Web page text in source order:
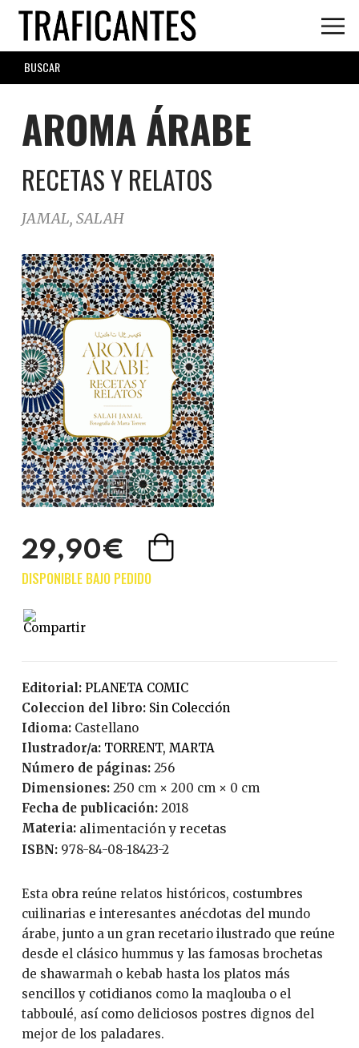
Skip
main
content
SEARCH
FORM
AROMA ÁRABE
RECETAS Y RELATOS
JAMAL, SALAH
29,90€
Editorial:
PLANETA COMIC
Coleccion del libro:
Sin Colección
Idioma:
Castellano
Ilustrador/a:
TORRENT, MARTA
Número de páginas:
256
Dimensiones: 250 cm × 200 cm × 0 cm
Fecha de publicación:
2018
Materia: alimentación y recetas
ISBN: 978-84-08-18423-2
Esta obra reúne relatos históricos, costumbres
cuilinarias e interesantes anécdotas del mundo
árabe, junto a un gran recetario ilustrado que reúne
desde el clásico hummus y las famosas brochetas
de shawarmah o kebab hasta los platos más
sencillos y cotidianos como la maqlouba o el
tabboulé, así como deliciosos postres dignos del
mejor de los paladares.